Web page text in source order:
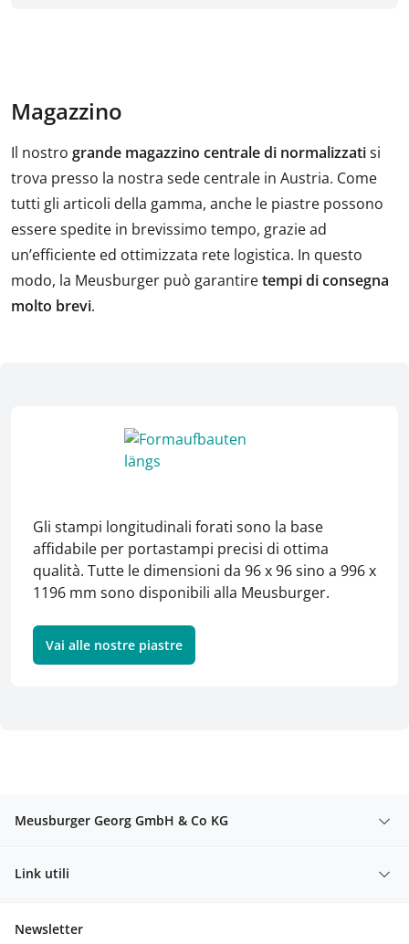
Magazzino
Il nostro grande magazzino centrale di normalizzatisi
trova presso la nostra sede centrale in Austria. Come
tutti gli articoli della gamma, anche le piastre possono
essere spedite in brevissimo tempo, grazie ad
un’efficiente ed ottimizzata rete logistica. In questo
modo, la Meusburger può garantiretempi di consegna
molto brevi.
Gli stampi longitudinali forati sono la base
affidabile per portastampi precisi di ottima
qualità. Tutte le dimensioni da 96 x 96 sino a 996 x
1196 mm sono disponibili alla Meusburger.
Vai alle nostre piastre
Meusburger Georg GmbH & Co KG
Link utili
Newsletter